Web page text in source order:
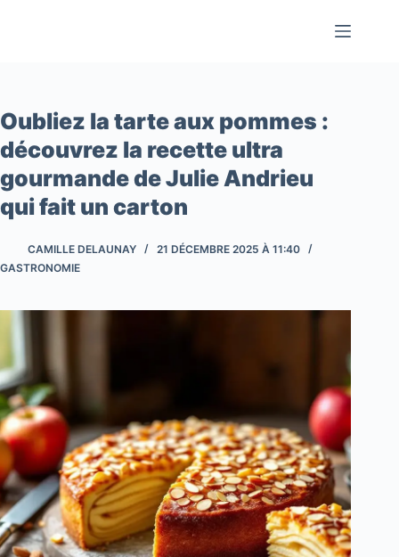
Oubliez la tarte aux pommes :
découvrez la recette ultra
gourmande de Julie Andrieu
qui fait un carton
CAMILLE DELAUNAY
21 DÉCEMBRE 2025 À 11:40
GASTRONOMIE